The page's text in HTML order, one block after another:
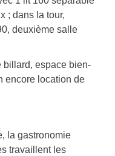
; dans la tour,
deuxième salle
billard, espace bien-
encore location de
la gastronomie
travaillent les